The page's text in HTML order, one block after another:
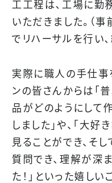
工工程は、工場に勤
いただきました。（
でリハーサルを行い
実際に職人の手仕事
ンの皆さんからは「
品がどのようにして
しました」や、「大
見ることができ、そ
質問でき、理解が深
た！」といった嬉し